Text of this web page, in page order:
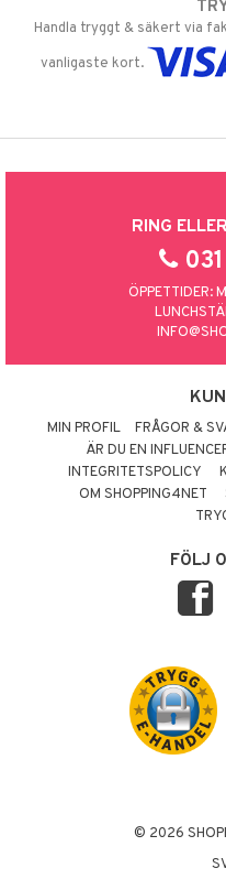
Handla tryggt & säkert via
vanligaste kort.
RING
031
ÖPPETTIDER:
MIN PROFIL FRÅGOR &
ÄR DU EN
INTEGRITETSPOLICY
OM SHOPPING4NET
FÖLJ
© 2026